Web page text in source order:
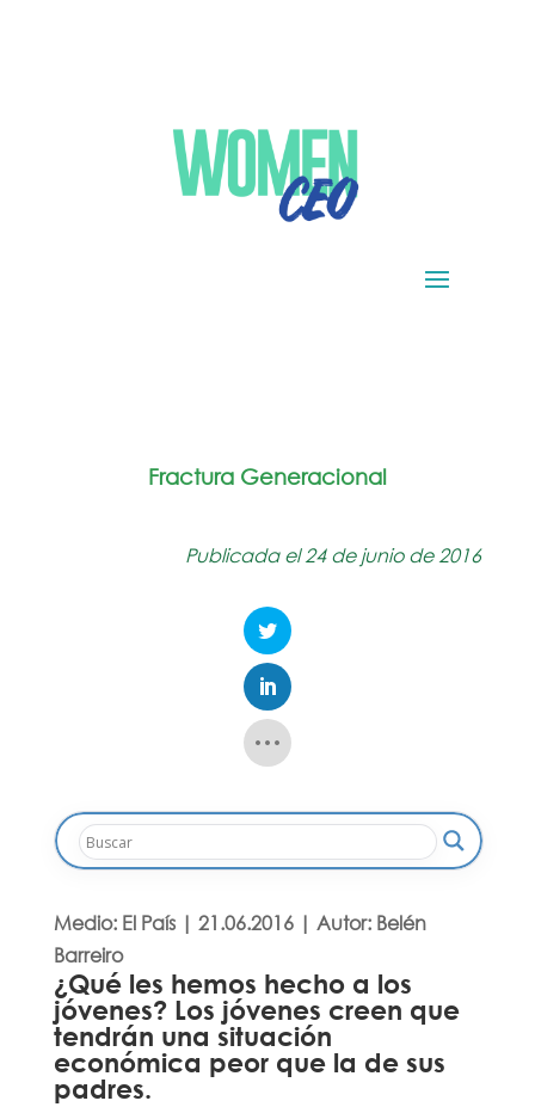
Fractura Generacional
Publicada el 24 de junio de 2016
Medio: El País | 21.06.2016 | Autor: Belén
Barreiro
¿Qué les hemos hecho a los
jóvenes? Los jóvenes creen que
tendrán una situación
económica peor que la de sus
padres.